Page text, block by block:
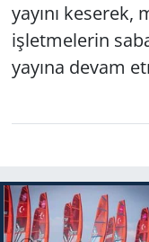
yayını keserek,
işletmelerin
yayına devam